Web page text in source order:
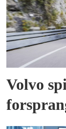
Volvo